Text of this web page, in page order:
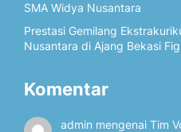
SMA Widya Nusantara
Prestasi Gemilang
Nusantara di Ajang Bekasi
Komentar
admin mengenai Tim